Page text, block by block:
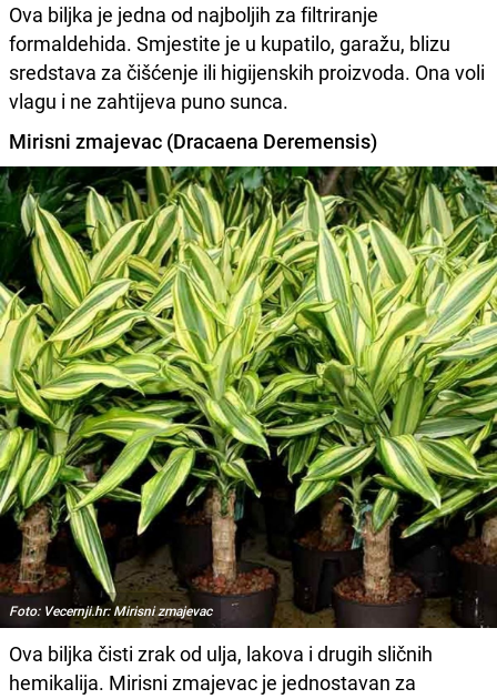
Ova biljka je jedna od najboljih za filtriranje
formaldehida. Smjestite je u kupatilo, garažu, blizu
sredstava za čišćenje ili higijenskih proizvoda. Ona voli
vlagu i ne zahtijeva puno sunca.
Mirisni zmajevac (Dracaena Deremensis)
Foto: Vecernji.hr: Mirisni zmajevac
Ova biljka čisti zrak od ulja, lakova i drugih sličnih
hemikalija. Mirisni zmajevac je jednostavan za